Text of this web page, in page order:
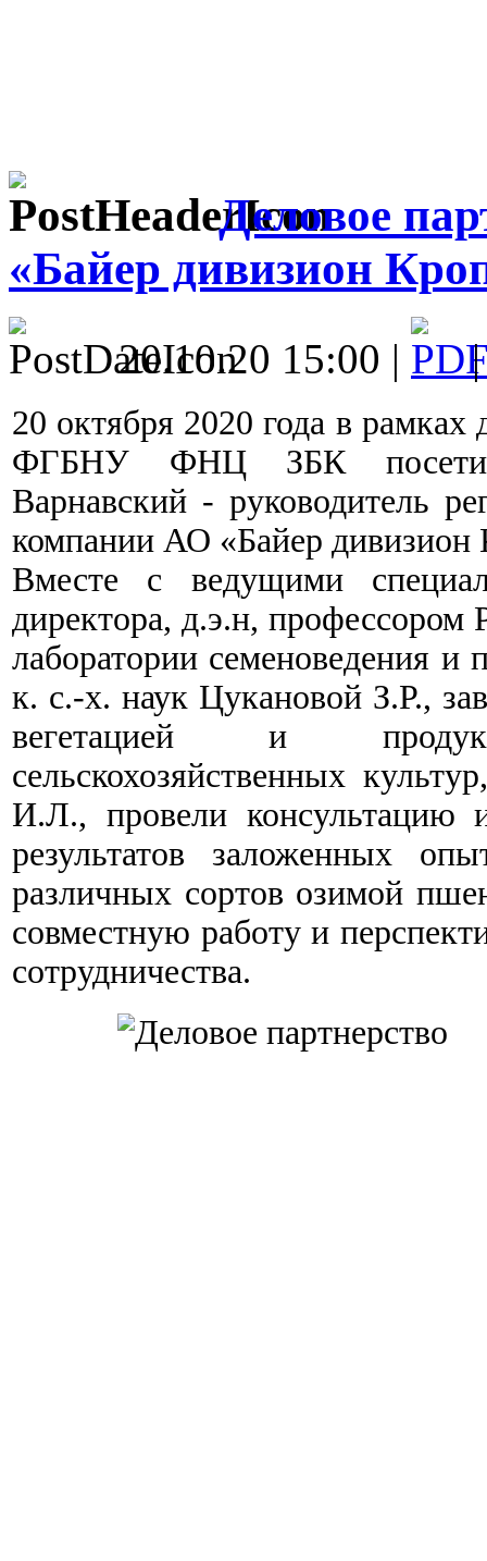
Деловое
«Байер дивизион
20.10.20 15:00 |
20 октября 2020 года в рамках
ФГБНУ ФНЦ ЗБК
Варнавский - руководитель
компании АО «Байер дивизион
Вместе с ведущими
директора, д.э.н,
лаборатории семеноведения и
к. с.-х. наук Цукановой З.Р.,
вегетацией и
сельскохозяйственных
И.Л., провели консультацию
результатов заложенных
различных сортов озимой
совместную работу и
сотрудничества.